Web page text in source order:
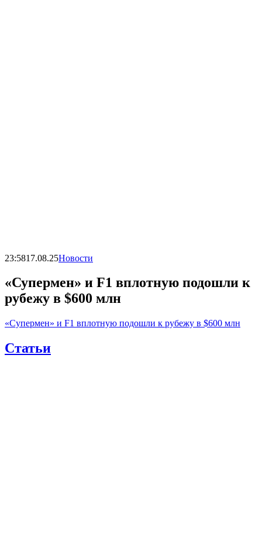
23:5817.08.25Новости
«Супермен» и F1 вплотную подошли к
рубежу в $600 млн
«Супермен» и F1 вплотную подошли к рубежу в $600 млн
Статьи